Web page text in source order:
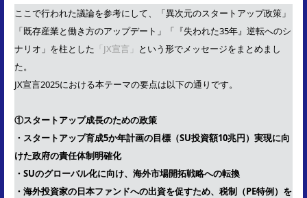
ここで行われた議論を参考にして、「異次元のスタートアップ政策」
「既存産業と働き方のアップデート」「『失われた35年』逆転へのシ
ナリオ」を柱とした 「JX宣言」
という形でメッセージをまとめまし
た。
JX宣言2025における本テーマの要点は以下の通りです。
①スタートアップ成長のための政策
・スタートアップ育成5か年計画の目標（SU投資額10兆円）実現に向
けた政府の責任体制明確化
・SUのグローバル化に向け、海外市場開拓戦略への転換
・海外投資家の日本ファンドへの出資を促すため、税制（PE特例）を